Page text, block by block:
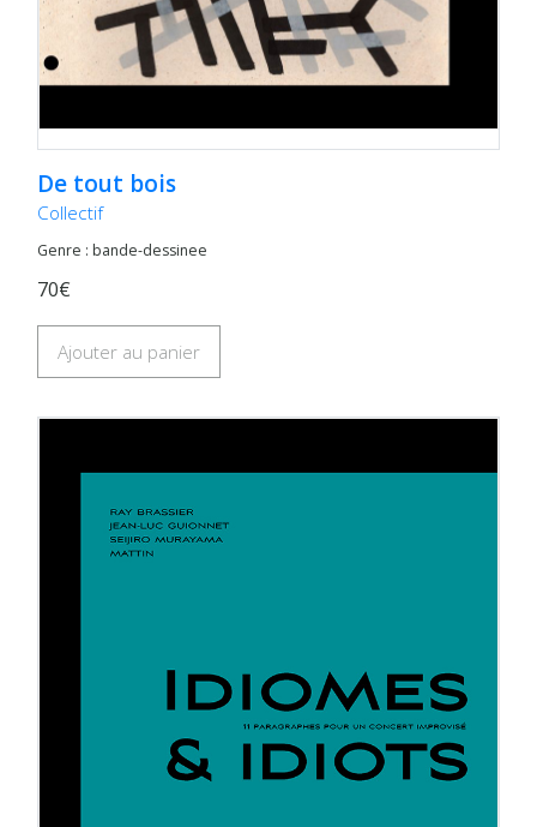
De tout bois
Collectif
Genre : bande-dessinee
70€
Ajouter au panier